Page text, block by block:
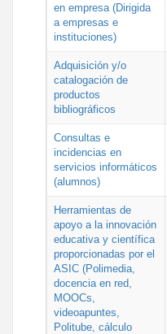
en empresa (Dirigida
a empresas e
instituciones)
Adquisición y/o
catalogación de
productos
bibliográficos
Consultas e
incidencias en
servicios informáticos
(alumnos)
Herramientas de
apoyo a la innovación
educativa y científica
proporcionadas por el
ASIC (Polimedia,
docencia en red,
MOOCs,
videoapuntes,
Politube, cálculo